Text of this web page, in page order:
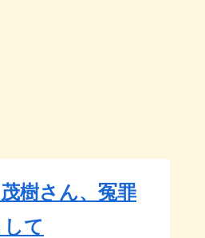
茂樹さん、冤罪
て